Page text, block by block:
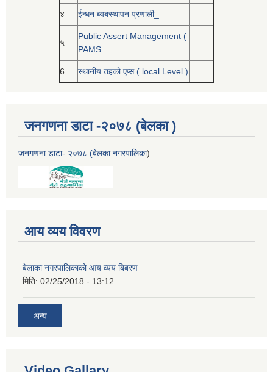
४ ईन्धन ब्यबस्थापन प्रणाली_
५
Public Assert Management (
PAMS
6 स्थानीय तहको एप्स ( local Level )
जनगणना डाटा -२०७८ (बेलका )
जनगणना डाटा- २०७८ (बेलका नगरपालिका)
आय व्यय विवरण
बेलाका नगरपालिकाको आय व्यय बिबरण
मिति: 02/25/2018 - 13:12
अन्य